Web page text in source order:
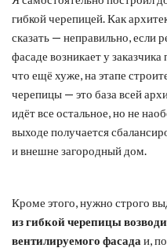
гибкой черепицей. Как
сказать — неправильно, если
фасаде возникает у
что ещё хуже, на этапе
черепицы — это база всей
идёт все остальное, но не
выходе получается
и внешне загородный дом.
Кроме этого, нужно строго
из гибкой черепицы
вентилируемого фасада и,